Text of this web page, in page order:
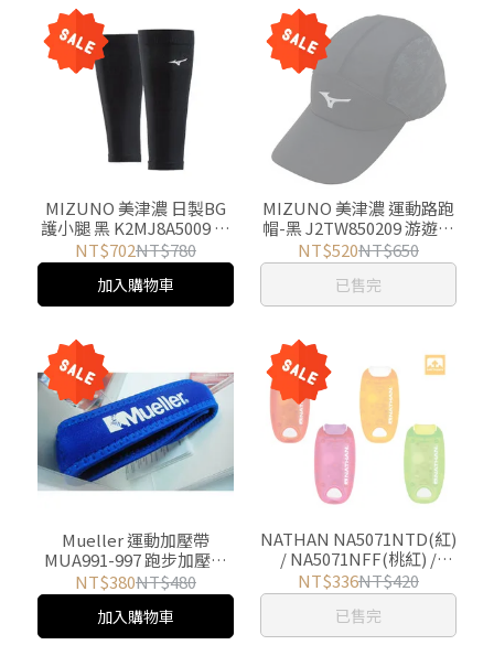
MIZUNO 美津濃 日製BG
護小腿 黑 K2MJ8A5009 游
遊戶外 Yoyo Outdoor
NT$702NT$780
加入購物車
MIZUNO 美津濃 運動路跑
帽-黑 J2TW850209 游遊戶
外Yoyo Outdoor
NT$520NT$650
已售完
Mueller 運動加壓帶
MUA991-997 跑步加壓帶
個/盒 游遊戶外Yoyo
Outdoor
NT$380NT$480
加入購物車
NATHAN NA5071NTD(紅)
/ NA5071NFF(桃紅) /
NA5071NO(橘) /
NA5071NSS(綠) 防水LED
Outdoor
NT$336NT$420
已售完